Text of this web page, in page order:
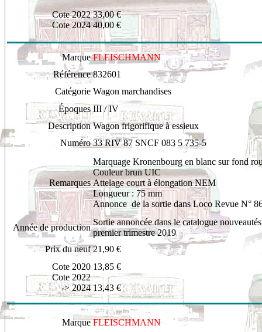
Cote 2022
Cote 2024
33,00 €
40,00 €
Marque FLEISCHMANN
Référence 832601
Catégorie Wagon marchandises
Époques III / IV
Description Wagon frigorifique à essieux
Numéro 33 RIV 87 SNCF 083 5 735-5
Remarques
Marquage Kronenbourg en blanc sur fond
Couleur brun UIC
Attelage court à élongation NEM
Longueur : 75 mm
Annonce de la sortie dans Loco Revue N°
Année de production
Sortie annoncée dans le catalogue
premier trimestre 2019
Prix du neuf 21,90 €
Cote 2020
Cote 2022
-> 2024
13,85 €
13,43 €
Marque FLEISCHMANN